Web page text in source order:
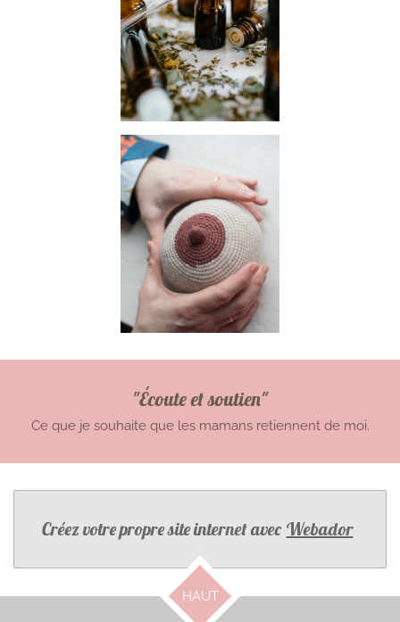
"Écoute et soutien"
Ce que je souhaite que les mamans retiennent de moi.
Créez votre propre site internet avec Webador
HAUT